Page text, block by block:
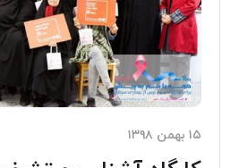
۱۵ بهمن ۱۳۹۸